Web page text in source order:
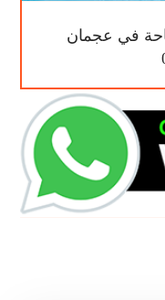
في عجمان